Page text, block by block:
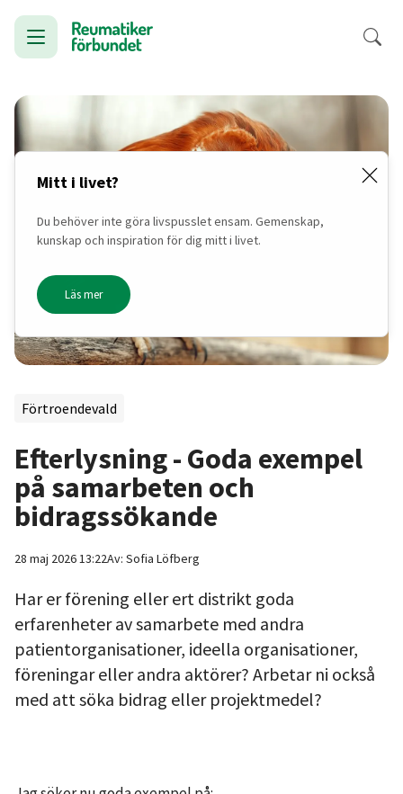
Mitt i livet?
Du behöver inte göra livspusslet ensam. Gemenskap,
kunskap och inspiration för dig mitt i livet.
Läs mer
Förtroendevald
Efterlysning - Goda exempel
på samarbeten och
bidragssökande
28 maj 2026 13:22Av: Sofia Löfberg
Har er förening eller ert distrikt goda
erfarenheter av samarbete med andra
patientorganisationer, ideella organisationer,
föreningar eller andra aktörer? Arbetar ni också
med att söka bidrag eller projektmedel?